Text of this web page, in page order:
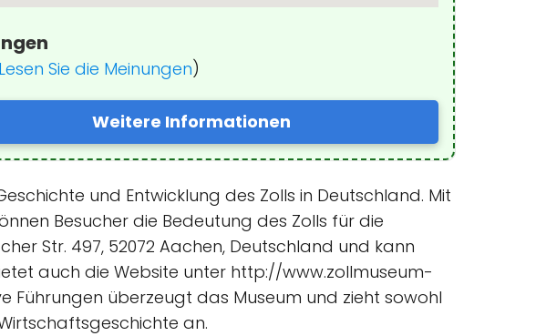
Lesen Sie die Meinungen)
Weitere Informationen
und Entwicklung des Zolls in Deutschland. Mit
Besucher die Bedeutung des Zolls für die
Str. 497, 52072 Aachen, Deutschland und kann
auch die Website unter http://www.zollmuseum-
Führungen überzeugt das Museum und zieht sowohl
an.